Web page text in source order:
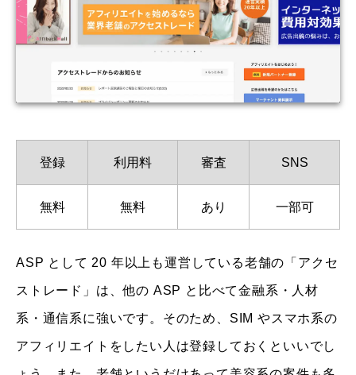
登録 利用料 審査 SNS
無料 無料 あり 一部可
ASP として 20 年以上も運営している老舗の「アクセ
ストレード」は、他の ASP と比べて金融系・人材
系・通信系に強いです。そのため、SIM やスマホ系の
アフィリエイトをしたい人は登録しておくといいでし